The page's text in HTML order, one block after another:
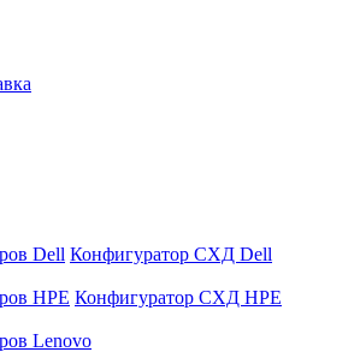
Dell Конфигуратор СХД Dell
HPE Конфигуратор СХД HPE
Lenovo